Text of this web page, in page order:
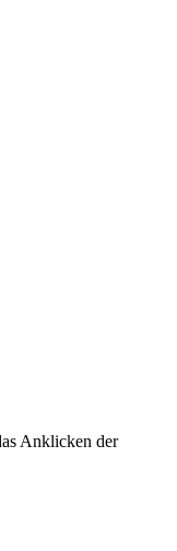
Anklicken der